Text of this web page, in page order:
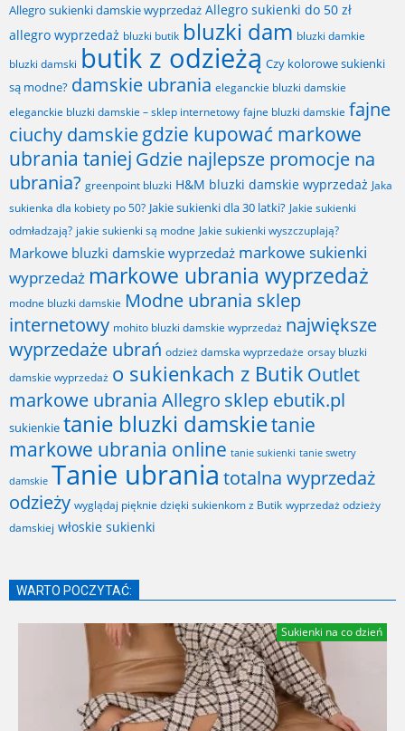
Allegro sukienki damskie wyprzedaż Allegro sukienki do 50 zł
allegro wyprzedaż bluzki butik bluzki dam bluzki damkie
bluzki damski butik z odzieżą Czy kolorowe sukienki
są modne? damskie ubrania eleganckie bluzki damskie
eleganckie bluzki damskie – sklep internetowy fajne bluzki damskie fajne
ciuchy damskiegdzie kupować markowe
ubrania taniej Gdzie najlepsze promocje na
ubrania? greenpoint bluzki H&M bluzki damskie wyprzedaż Jaka
sukienka dla kobiety po 50? Jakie sukienki dla 30 latki? Jakie sukienki
odmładzają? jakie sukienki są modne Jakie sukienki wyszczuplają?
Markowe bluzki damskie wyprzedaż markowe sukienki
wyprzedaż markowe ubrania wyprzedaż
modne bluzki damskie Modne ubrania sklep
internetowy mohito bluzki damskie wyprzedaż największe
wyprzedaże ubrań odzież damska wyprzedaże orsay bluzki
damskie wyprzedaż o sukienkach z Butik Outlet
markowe ubrania Allegro sklep ebutik.pl
sukienkie tanie bluzki damskietanie
markowe ubrania online tanie sukienki tanie swetry
damskie Tanie ubrania totalna wyprzedaż
odzieży wyglądaj pięknie dzięki sukienkom z Butik wyprzedaż odzieży
damskiej włoskie sukienki
WARTO POCZYTAĆ:
Sukienki na co dzień